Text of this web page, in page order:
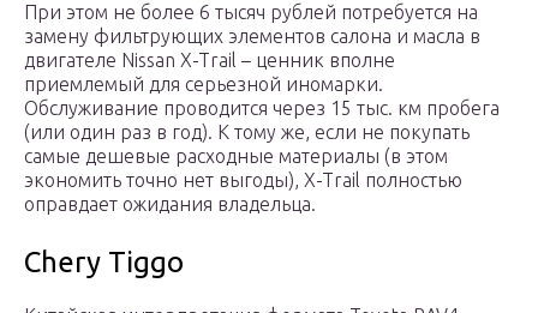
При этом не более 6 тысяч рублей потребуется на
замену фильтрующих элементов салона и масла в
двигателе Nissan X-Trail – ценник вполне
приемлемый для серьезной иномарки.
Обслуживание проводится через 15 тыс. км пробега
(или один раз в год). К тому же, если не покупать
самые дешевые расходные материалы (в этом
экономить точно нет выгоды), X-Trail полностью
оправдает ожидания владельца.
Chery Tiggo